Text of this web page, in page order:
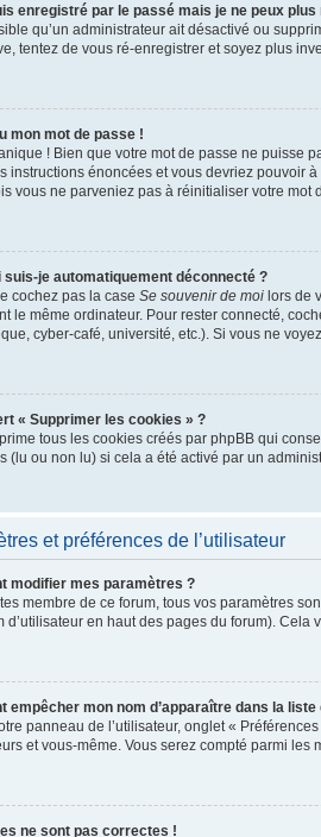
enregistré par le passé mais je ne peux plus
qu’un administrateur ait désactivé ou
tentez de vous ré-enregistrer et soyez plus
mon mot de passe !
! Bien que votre mot de passe ne puisse
instructions énoncées et vous devriez pouvoir
vous ne parveniez pas à réinitialiser votre mot
suis-je automatiquement déconnecté ?
cochez pas la case Se souvenir de moi lors de
le même ordinateur. Pour rester connecté,
cyber-café, université, etc.). Si vous ne
« Supprimer les cookies » ?
tous les cookies créés par phpBB qui
(lu ou non lu) si cela a été activé par un
et préférences de l’utilisateur
modifier mes paramètres ?
membre de ce forum, tous vos paramètres
d’utilisateur en haut des pages du forum). Cela
empêcher mon nom d’apparaître dans la
panneau de l’utilisateur, onglet «
et vous-même. Vous serez compté parmi les
ne sont pas correctes !